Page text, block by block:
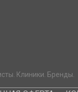
Клиники. Бренды.